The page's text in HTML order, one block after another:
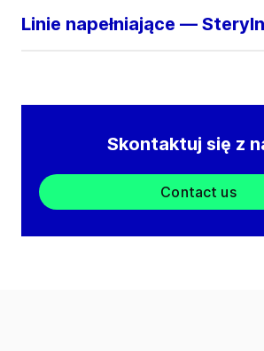
Linie napełniające —
Skontaktuj się z
Contact us